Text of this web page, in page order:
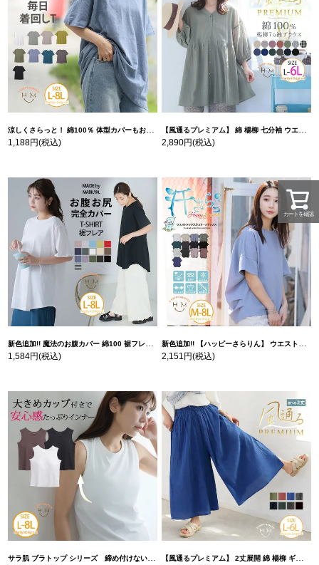
涼しくさらっと！ 綿100％ 体型カバーもお洒落も叶える 風合いコットン ゆるシルエット ドルマン | 大きいサイズの通販ならハッピーマリリン
1,188円(税込)
【風通るプレミアム】 綿 楊柳 七分袖 ウエストギャザー ブラウス | 大きいサイズの通販ならハッピーマリリン
2,890円(税込)
新色追加!! 魔法のお腹カバー 綿100 裾フレア Tシャツ | 大きいサイズの通販ならハッピーマリリン
1,584円(税込)
新色追加!! 【ハッピーさらりん】 ウエストタック入り スッキリ魅せ コクーントップス | 大きいサイズの通販ならハッピーマリリン
2,151円(税込)
サラ肌 ブラトップ シリーズ 締め付けない リブ タンクトップ | 大きいサイズの通販ならハッピーマリリン 【風通るプレミアム】 2丈展開 綿 楊柳 ギャザー フレア スカンツ 【ウェストゴム】 | 大きいサイズの通販ならハッピーマリリン
カートを確認